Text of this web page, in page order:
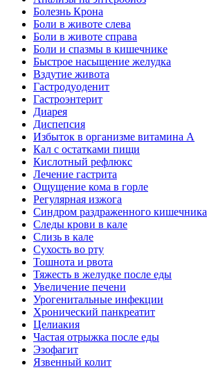
Болезнь Крона
Боли в животе слева
Боли в животе справа
Боли и спазмы в кишечнике
Быстрое насыщение желудка
Вздутие живота
Гастродуоденит
Гастроэнтерит
Диарея
Диспепсия
Избыток в организме витамина А
Кал с остатками пищи
Кислотный рефлюкс
Лечение гастрита
Ощущение кома в горле
Регулярная изжога
Синдром раздраженного кишечника
Следы крови в кале
Слизь в кале
Сухость во рту
Тошнота и рвота
Тяжесть в желудке после еды
Увеличение печени
Урогенитальные инфекции
Хронический панкреатит
Целиакия
Частая отрыжка после еды
Эзофагит
Язвенный колит